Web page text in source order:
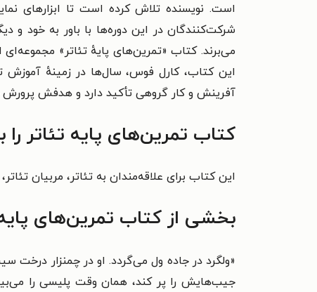
است. نویسنده تلاش کرده است تا ابزارهای
شرکت‌کنندگان در این دوره‌ها با باور به خود و
می‌برند.کتاب «تمرین‌های پایهٔ تئاتر» مجموعه‌ای
این کتاب، کارل فوس، سال‌ها در زمینهٔ آموزش
آفرینش و کار گروهی تأکید دارد و هدفش پرورش
کتاب تمرین‌های پایه تئاتر
این کتاب برای علاقه‌مندان به تئاتر، مربیان
بخشی از کتاب تمرین‌های
«ولگرد در جاده ول می‌گردد. او در چمنزار درخت
جیب‌هایش را پر کند، همان وقت پلیسی را